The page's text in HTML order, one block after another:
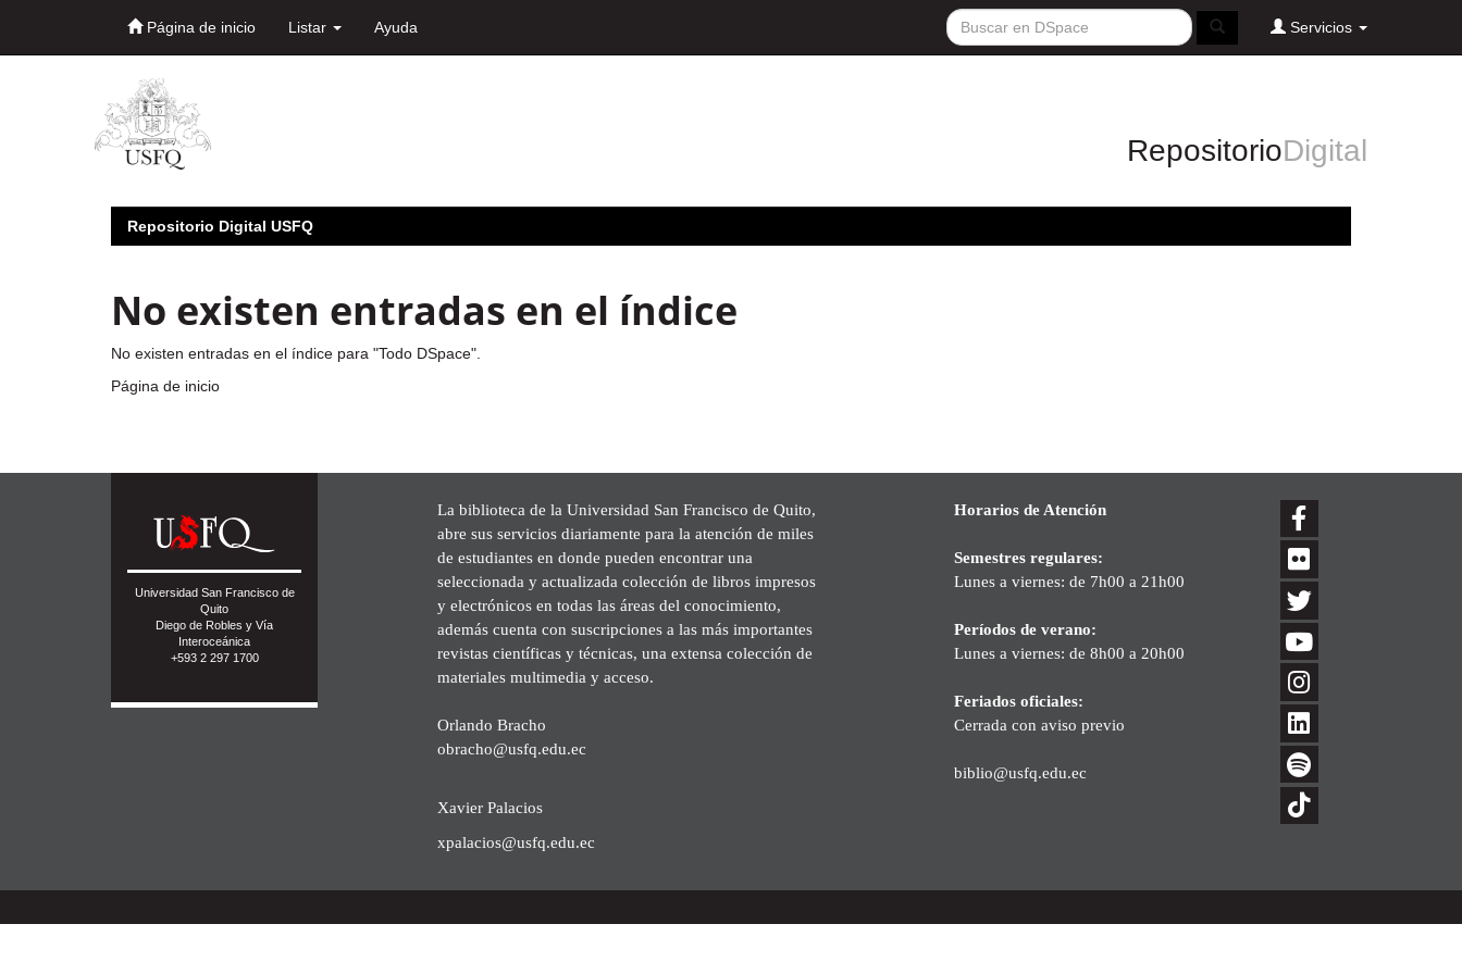
Página de inicio Listar Ayuda Servicios
RepositorioDigital
Repositorio Digital USFQ
No existen entradas en el índice
No existen entradas en el índice para "Todo DSpace".
Página de inicio
Universidad San Francisco de
Quito
Diego de Robles y Vía
Interoceánica
+593 2 297 1700
La biblioteca de la Universidad San Francisco de Quito,
abre sus servicios diariamente para la atención de miles
de estudiantes en donde pueden encontrar una
seleccionada y actualizada colección de libros impresos
y electrónicos en todas las áreas del conocimiento,
además cuenta con suscripciones a las más importantes
revistas científicas y técnicas, una extensa colección de
materiales multimedia y acceso.
Orlando Bracho
obracho@usfq.edu.ec
Xavier Palacios
xpalacios@usfq.edu.ec
Horarios de Atención
Semestres regulares:
Lunes a viernes: de 7h00 a 21h00
Períodos de verano:
Lunes a viernes: de 8h00 a 20h00
Feriados oficiales:
Cerrada con aviso previo
biblio@usfq.edu.ec